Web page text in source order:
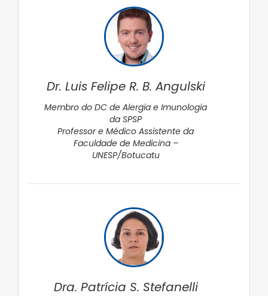
Dr. Luis Felipe R. B. Angulski
Membro do DC de Alergia e Imunologia
da SPSP
Professor e Médico Assistente da
Faculdade de Medicina –
UNESP/Botucatu
Dra. Patrícia S. Stefanelli